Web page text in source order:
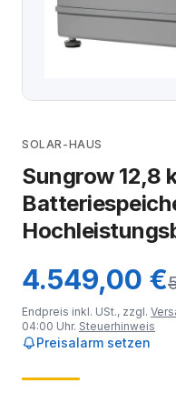
SOLAR-HAUS
Sungrow 12,8
4.549,00 €
Endpreis inkl. USt., zzgl.
04:00 Uhr. Steuerhinweis
Preisalarm setzen